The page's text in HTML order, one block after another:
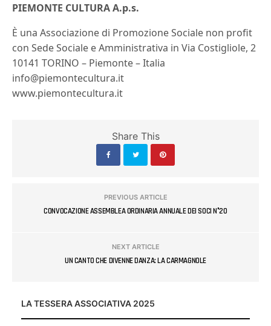
PIEMONTE CULTURA A.p.s.
È una Associazione di Promozione Sociale non profit
con Sede Sociale e Amministrativa in Via Costigliole, 2
10141 TORINO – Piemonte – Italia
info@piemontecultura.it
www.piemontecultura.it
Share This
PREVIOUS ARTICLE
CONVOCAZIONE ASSEMBLEA ORDINARIA ANNUALE DEI SOCI N°20
NEXT ARTICLE
UN CANTO CHE DIVENNE DANZA: LA CARMAGNOLE
LA TESSERA ASSOCIATIVA 2025